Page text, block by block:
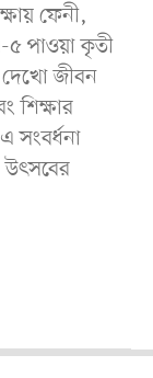
ফেনী,
৫ পাওয়া কৃতী
দেখো জীবন
শিক্ষার
সংবর্ধনা
উৎসবের